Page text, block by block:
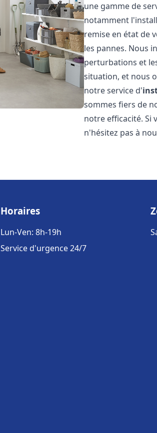
une gamme de
notamment
remise en état de
les pannes. Nous
perturbations et
situation, et nous
notre service d'
sommes fiers de
notre efficacité. Si
n'hésitez pas à
Horaires
Lun-Ven: 8h-19h
Service d'urgence 24/7